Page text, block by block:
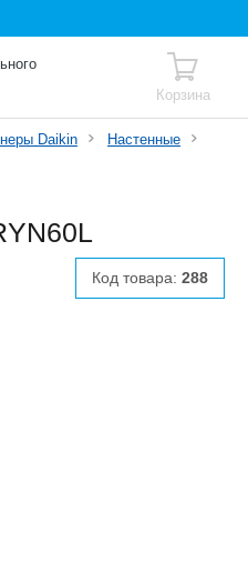
Корзина
Daikin
Настенные
Код товара: 288